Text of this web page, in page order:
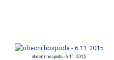
obecní hospoda - 6.11. 2015